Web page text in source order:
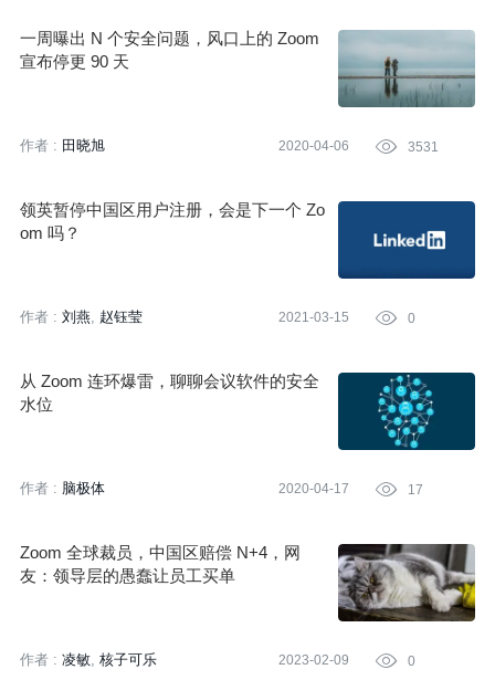
一周曝出 N 个安全问题，风口上的 Zoom
宣布停更 90 天
作者 : 田晓旭 2020-04-06  3531
领英暂停中国区用户注册，会是下一个 Zo
om 吗？
作者 : 刘燕 赵钰莹 2021-03-15  0
从 Zoom 连环爆雷，聊聊会议软件的安全
水位
作者 : 脑极体 2020-04-17  17
Zoom 全球裁员，中国区赔偿 N+4，网
友：领导层的愚蠢让员工买单
作者 : 凌敏 核子可乐 2023-02-09  0